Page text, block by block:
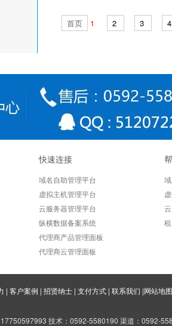
关于域名泛解析概念介绍
域名证书及域名须知
域名转入转出时间注意事项
企业建站使用.co域名的三个
投资.co域名须谨慎
中文域名是场彻头彻尾的骗局
域名解析的故障
教你如何抢注一个快过期的
外贸企业如何选择适合自己
首页 1 2 3 4
快速连接
域名自助管理平台
虚拟主机管理平台
云服务器管理平台
纵横数据备案系统
代理商产品管理面板
代理商云管理面板
| 客户案例 | 招贤纳士 | 支付方式 | 联系我们 |网站地图
技术：0592-5580190 渠道：0592-